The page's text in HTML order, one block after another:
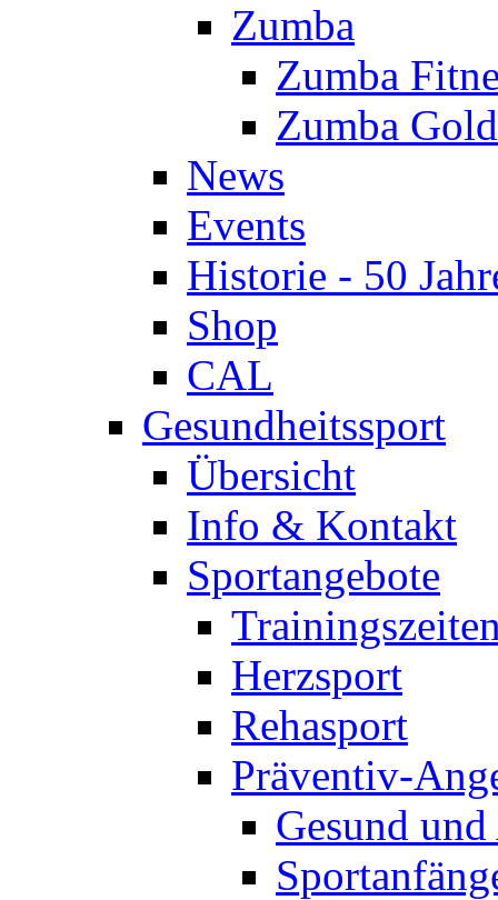
Zumba
Zumba
Zumba Gold
News
Events
Historie - 50
Shop
CAL
Gesundheitssport
Übersicht
Info & Kontakt
Sportangebote
Herzsport
Rehasport
Präventiv-
Gesund